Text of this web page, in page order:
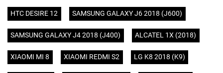
HTC DESIRE 12 SAMSUNG GALAXY J6 2018 (J600)
SAMSUNG GALAXY J4 2018 (J400) ALCATEL 1X (2018)
XIAOMI MI 8 XIAOMI REDMI S2 LG K8 2018 (K9)